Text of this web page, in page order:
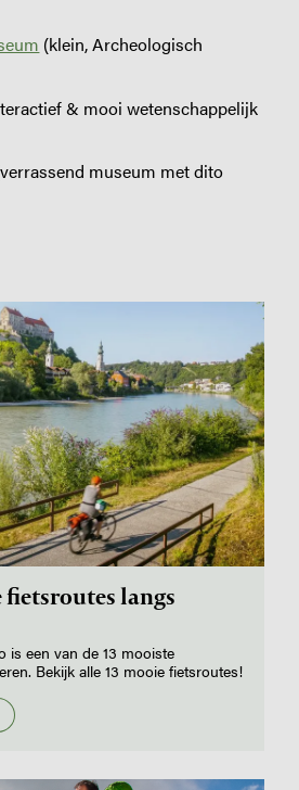
(klein, Archeologisch
& mooi wetenschappelijk
museum met dito
fietsroutes langs
is een van de 13 mooiste
Bekijk alle 13 mooie fietsroutes!